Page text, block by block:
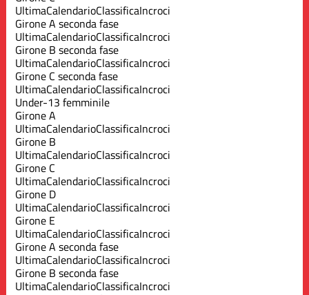
UltimaCalendarioClassificaIncroci
Girone A seconda fase
UltimaCalendarioClassificaIncroci
Girone B seconda fase
UltimaCalendarioClassificaIncroci
Girone C seconda fase
UltimaCalendarioClassificaIncroci
Under-13 femminile
Girone A
UltimaCalendarioClassificaIncroci
Girone B
UltimaCalendarioClassificaIncroci
Girone C
UltimaCalendarioClassificaIncroci
Girone D
UltimaCalendarioClassificaIncroci
Girone E
UltimaCalendarioClassificaIncroci
Girone A seconda fase
UltimaCalendarioClassificaIncroci
Girone B seconda fase
UltimaCalendarioClassificaIncroci